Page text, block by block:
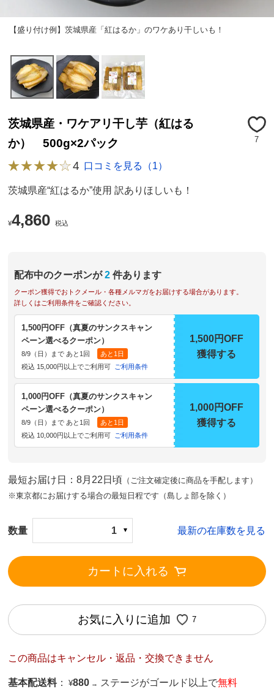
【盛り付け例】茨城県産「紅はるか」のワケあり干しいも！
茨城県産・ワケアリ干し芋（紅はる
か） 500g×2パック
7
4 口コミを見る（1）
茨城県産“紅はるか”使用 訳ありほしいも！
¥4,860 税込
配布中のクーポンが 2 件あります
クーポン獲得でおトクメール・各種メルマガをお届けする場合があります。
詳しくはご利用条件をご確認ください。
1,500円OFF（真夏のサンクスキャン
ペーン選べるクーポン）
8/9（日）まで あと1回
あと1日
税込 15,000円以上でご利用可
ご利用条件
1,500円OFF
獲得する
1,000円OFF（真夏のサンクスキャン
ペーン選べるクーポン）
8/9（日）まで あと1回
あと1日
税込 10,000円以上でご利用可
ご利用条件
1,000円OFF
獲得する
最短お届け日：8月22日頃 （ご注文確定後に商品を手配します）
※東京都にお届けする場合の最短日程です（島しょ部を除く）
数量 1 最新の在庫数を見る
カートに入れる
お気に入りに追加 7
この商品はキャンセル・返品・交換できません
基本配送料 ： ¥880 → ステージがゴールド以上で無料